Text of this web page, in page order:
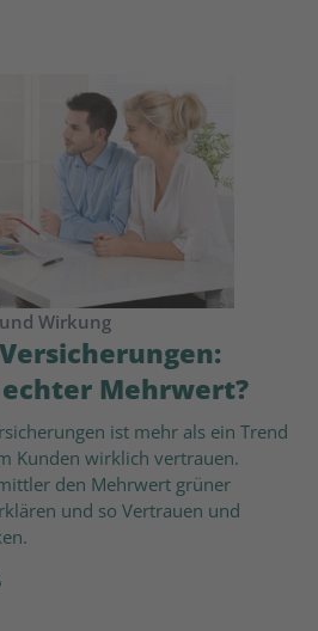
Wirkung
Mehrwert?
ist mehr als ein Trend
Kunden wirklich vertrauen.
den Mehrwert grüner
und so Vertrauen und